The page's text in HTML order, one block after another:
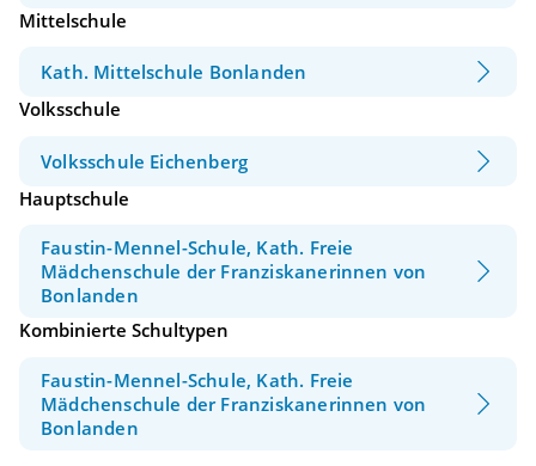
Mittelschule
Kath. Mittelschule Bonlanden
Volksschule
Volksschule Eichenberg
Hauptschule
Faustin-Mennel-Schule, Kath. Freie
Mädchenschule der Franziskanerinnen von
Bonlanden
Kombinierte Schultypen
Faustin-Mennel-Schule, Kath. Freie
Mädchenschule der Franziskanerinnen von
Bonlanden